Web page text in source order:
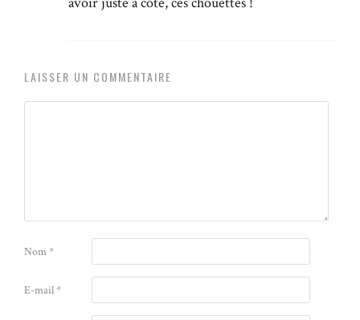
LAISSER UN COMMENTAIRE
Nom*
E-mail*